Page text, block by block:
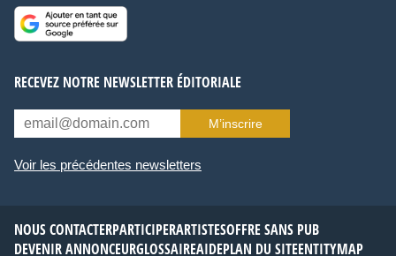
RECEVEZ NOTRE NEWSLETTER ÉDITORIALE
M’inscrire
Voir les précédentes newsletters
NOUS CONTACTERPARTICIPERARTISTESOFFRE SANS PUB
DEVENIR ANNONCEURGLOSSAIREAIDEPLAN DU SITEENTITYMAP